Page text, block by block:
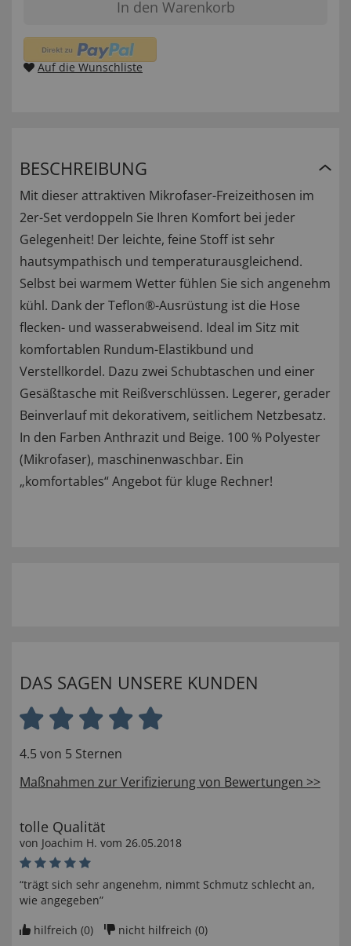
In den Warenkorb
Auf die Wunschliste
BESCHREIBUNG
Mit dieser attraktiven Mikrofaser-Freizeithosen im
2er-Set verdoppeln Sie Ihren Komfort bei jeder
Gelegenheit! Der leichte, feine Stoff ist sehr
hautsympathisch und temperaturausgleichend.
Selbst bei warmem Wetter fühlen Sie sich angenehm
kühl. Dank der Teflon®-Ausrüstung ist die Hose
flecken- und wasserabweisend. Ideal im Sitz mit
komfortablen Rundum-Elastikbund und
Verstellkordel. Dazu zwei Schubtaschen und einer
Gesäßtasche mit Reißverschlüssen. Legerer, gerader
Beinverlauf mit dekorativem, seitlichem Netzbesatz.
In den Farben Anthrazit und Beige. 100 % Polyester
(Mikrofaser), maschinenwaschbar. Ein
„komfortables“ Angebot für kluge Rechner!
DAS SAGEN UNSERE KUNDEN
4.5 von 5 Sternen
Maßnahmen zur Verifizierung von Bewertungen >>
tolle Qualität
von Joachim H. vom 26.05.2018
“trägt sich sehr angenehm, nimmt Schmutz schlecht an,
wie angegeben”
hilfreich (0) nicht hilfreich (0)